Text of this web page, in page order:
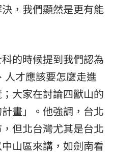
，我們顯然是更有能
的時候提到我們認為
人才應該要怎麼走進
大家在討論四獸山的
畫」。他強調，台北
但北台灣尤其是台北
山區來講，如劍南看